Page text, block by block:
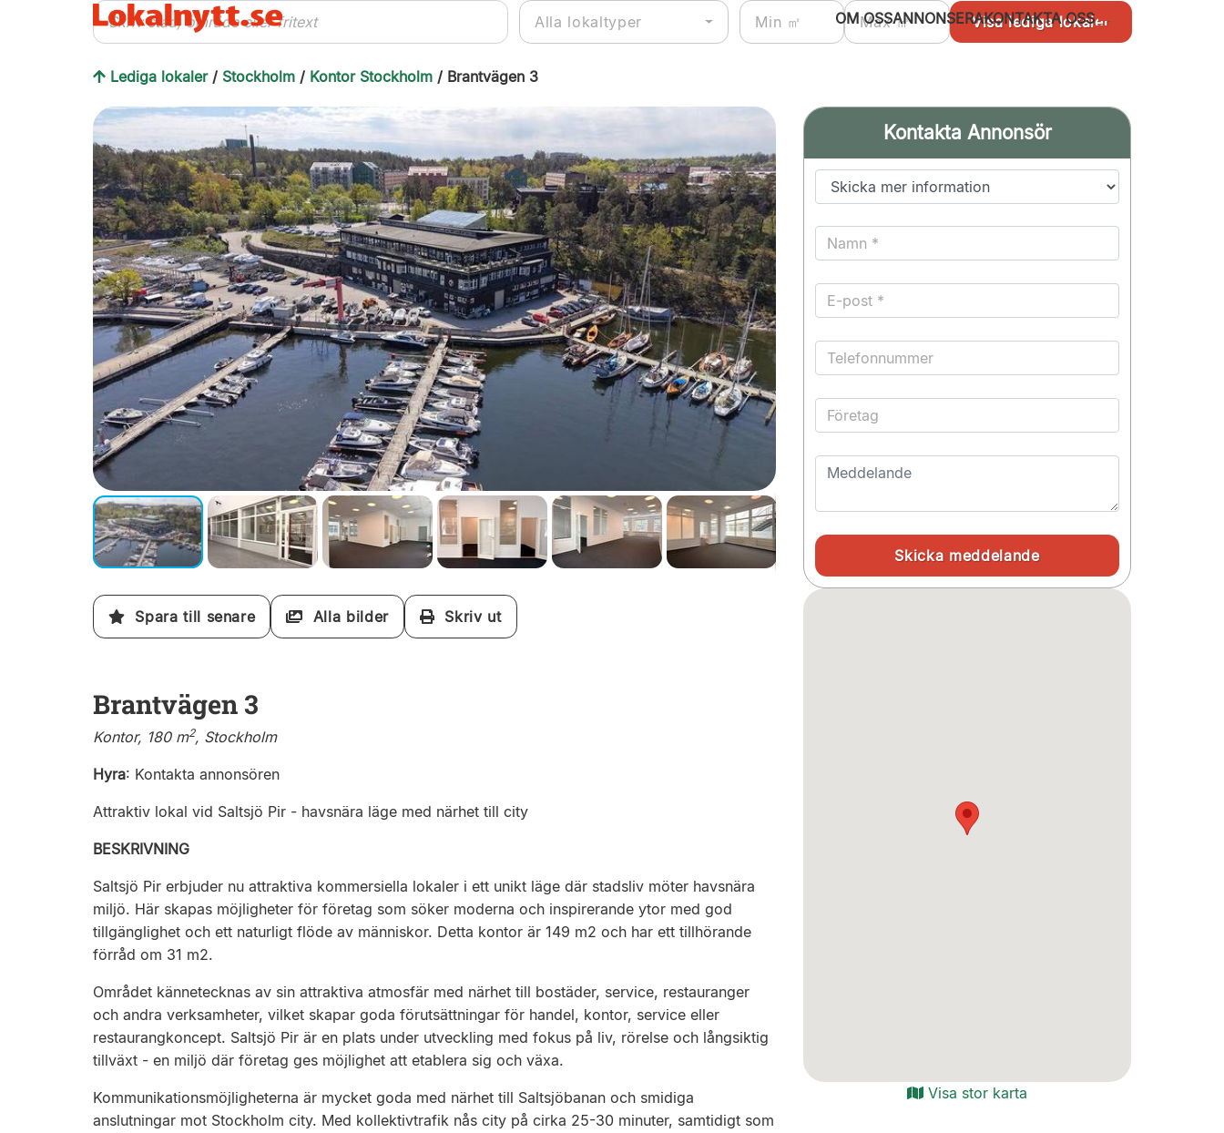
OM OSSANNONSERAKONTAKTA OSS
Alla lokaltyper
Lediga lokaler / Stockholm / Kontor Stockholm / Brantvägen 3
Spara till senare Alla bilder Skriv ut
Brantvägen 3
Kontor, 180 m2, Stockholm
Hyra: Kontakta annonsören
Attraktiv lokal vid Saltsjö Pir - havsnära läge med närhet till city
BESKRIVNING
Saltsjö Pir erbjuder nu attraktiva kommersiella lokaler i ett unikt läge där stadsliv möter havsnära
miljö. Här skapas möjligheter för företag som söker moderna och inspirerande ytor med god
tillgänglighet och ett naturligt flöde av människor. Detta kontor är 149 m2 och har ett tillhörande
förråd om 31 m2.
Området kännetecknas av sin attraktiva atmosfär med närhet till bostäder, service, restauranger
och andra verksamheter, vilket skapar goda förutsättningar för handel, kontor, service eller
restaurangkoncept. Saltsjö Pir är en plats under utveckling med fokus på liv, rörelse och långsiktig
tillväxt - en miljö där företag ges möjlighet att etablera sig och växa.
Kommunikationsmöjligheterna är mycket goda med närhet till Saltsjöbanan och smidiga
anslutningar mot Stockholm city. Med kollektivtrafik nås city på cirka 25-30 minuter, samtidigt som
Kontakta Annonsör
Visa stor karta